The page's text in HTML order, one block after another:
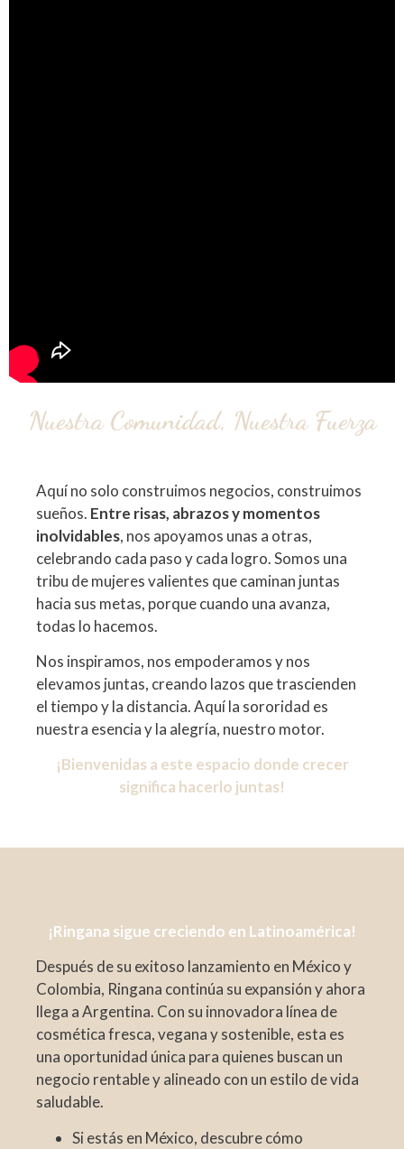
Nuestra Comunidad, Nuestra Fuerza
Aquí no solo construimos negocios, construimos
sueños. Entre risas, abrazos y momentos
inolvidables, nos apoyamos unas a otras,
celebrando cada paso y cada logro. Somos una
tribu de mujeres valientes que caminan juntas
hacia sus metas, porque cuando una avanza,
todas lo hacemos.
Nos inspiramos, nos empoderamos y nos
elevamos juntas, creando lazos que trascienden
el tiempo y la distancia. Aquí la sororidad es
nuestra esencia y la alegría, nuestro motor.
¡Bienvenidas a este espacio donde crecer
significa hacerlo juntas!
¡Ringana sigue creciendo en Latinoamérica!
Después de su exitoso lanzamiento en México y
Colombia, Ringana continúa su expansión y ahora
llega a Argentina. Con su innovadora línea de
cosmética fresca, vegana y sostenible, esta es
una oportunidad única para quienes buscan un
negocio rentable y alineado con un estilo de vida
saludable.
Si estás en México, descubre cómo